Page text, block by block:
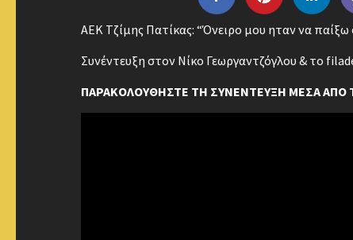
AEK Τζίμης Πατίκας: “Όνειρο μου ηταν να
Συνέντευξη στον Νίκο Γεωργαντζόγλου & το
ΠΑΡΑΚΟΛΟΥΘΗΣΤΕ ΤΗ ΣΥΝΕΝΤΕΥΞΗ ΜΕΣΑ ΑΠΟ ΤΟ